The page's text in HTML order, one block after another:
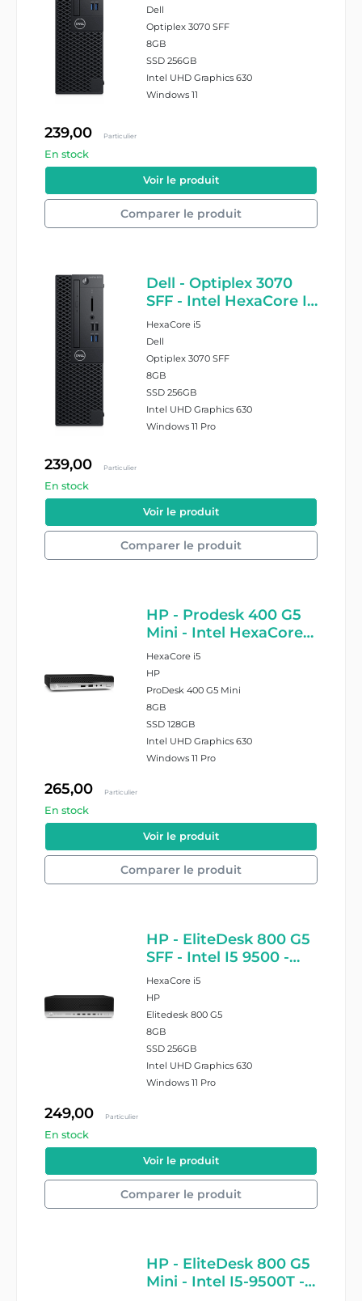
Dell
Optiplex 3070 SFF
8GB
SSD 256GB
Intel UHD Graphics 630
Windows 11
239,00 Particulier
En stock
Voir le produit
Comparer le produit
Dell - Optiplex 3070
SFF - Intel HexaCore I5
9500 - 8GB Ram -
256GB SSD - Windows
11 Pro - DVD writer
HexaCore i5
Dell
Optiplex 3070 SFF
8GB
SSD 256GB
Intel UHD Graphics 630
Windows 11 Pro
239,00 Particulier
En stock
Voir le produit
Comparer le produit
HP - Prodesk 400 G5
Mini - Intel HexaCore
I5 8500T - 8GB RAM -
128GB SSD - Windows
11 Pro
HexaCore i5
HP
ProDesk 400 G5 Mini
8GB
SSD 128GB
Intel UHD Graphics 630
Windows 11 Pro
265,00 Particulier
En stock
Voir le produit
Comparer le produit
HP - EliteDesk 800 G5
SFF - Intel I5 9500 -
8GB Ram - 256GB SSD
- Windows 11 Pro
HexaCore i5
HP
Elitedesk 800 G5
8GB
SSD 256GB
Intel UHD Graphics 630
Windows 11 Pro
249,00 Particulier
En stock
Voir le produit
Comparer le produit
HP - EliteDesk 800 G5
Mini - Intel I5-9500T -